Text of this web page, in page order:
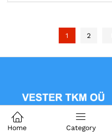
1 2
Home Category